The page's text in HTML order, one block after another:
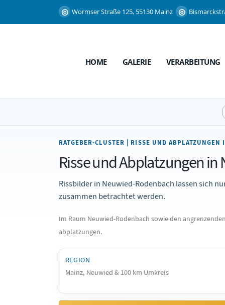
Wormser Straße 125, 55130 Mainz
HOME GALERIE VERARBEITUNG
RATGEBER-CLUSTER | RISSE UND ABPLATZUNGEN
Risse und Abplatzungen
Rissbilder in Neuwied-Rodenbach lassen sich
zusammen betrachtet werden.
Im Raum Neuwied-Rodenbach sowie den
abplatzungen.
REGION
Mainz, Neuwied & 100 km Umkreis